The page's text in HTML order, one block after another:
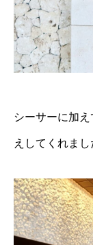
シーサーに加
えしてくれまし